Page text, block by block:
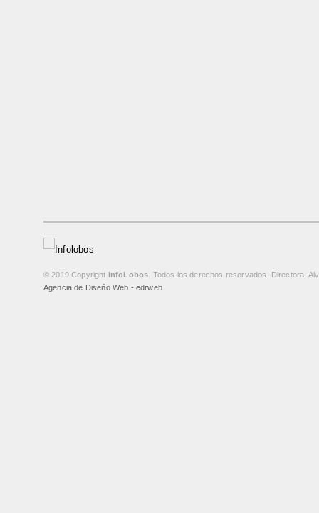
© 2019 Copyright InfoLobos . Todos los derechos reservados. Directora:
Agencia de Diseńo Web - edrweb